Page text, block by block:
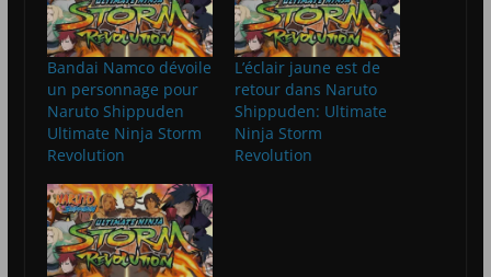
Bandai Namco dévoile
un personnage pour
Naruto Shippuden
Ultimate Ninja Storm
Revolution
L’éclair jaune est de
retour dans Naruto
Shippuden: Ultimate
Ninja Storm
Revolution